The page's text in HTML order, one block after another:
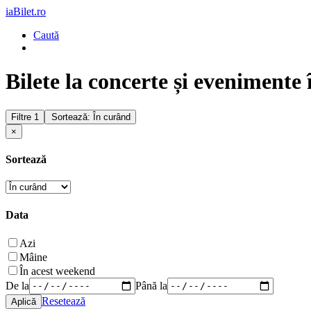
iaBilet.ro
Caută
Bilete la concerte și
Filtre 1
Sortează: În curând
×
Sortează
Data
Azi
Mâine
În acest weekend
De la
Până la
Resetează